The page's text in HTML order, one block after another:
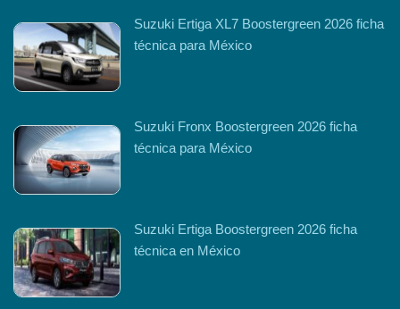
Suzuki Ertiga XL7 Boostergreen 2026 ficha
técnica para México
Suzuki Fronx Boostergreen 2026 ficha
técnica para México
Suzuki Ertiga Boostergreen 2026 ficha
técnica en México